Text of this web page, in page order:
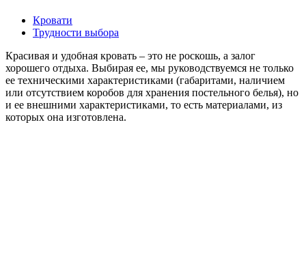
Кровати
Трудности выбора
Красивая и удобная кровать – это не роскошь, а залог
хорошего отдыха. Выбирая ее, мы руководствуемся не только
ее техническими характеристиками (габаритами, наличием
или отсутствием коробов для хранения постельного белья), но
и ее внешними характеристиками, то есть материалами, из
которых она изготовлена.